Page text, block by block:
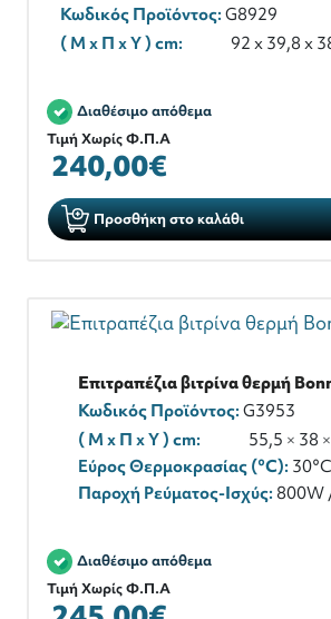
Κωδικός Προϊόντος:G8929
( M x Π x Y ) cm:
92 x 39,8 x
Διαθέσιμο απόθεμα
Τιμή Χωρίς Φ.Π.Α
240,00€
Προσθήκη στο καλάθι
Επιτραπέζια βιτρίνα θερμή
Κωδικός Προϊόντος:G3953
( M x Π x Y ) cm:
55,5 × 38
Εύρος Θερμοκρασίας (°C):
Παροχή Ρεύματος-Ισχύς: 800W
Διαθέσιμο απόθεμα
Τιμή Χωρίς Φ.Π.Α